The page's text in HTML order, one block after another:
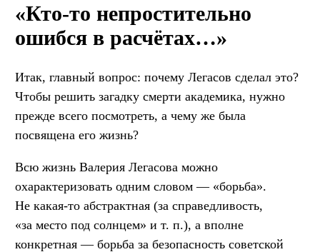
«Кто-то непростительно
ошибся в расчётах…»
Итак, главный вопрос: почему Легасов сделал это?
Чтобы решить загадку смерти академика, нужно
прежде всего посмотреть, а чему же была
посвящена его жизнь?
Всю жизнь Валерия Легасова можно
охарактеризовать одним словом — «борьба».
Не какая-то абстрактная (за справедливость,
«за место под солнцем» и т. п.), а вполне
конкретная — борьба за безопасность советской